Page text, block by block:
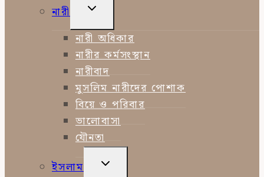
নারী
TOGGLE
MENU
নারী অধিকার
নারীর কর্মসংস্থান
নারীবাদ
মুসলিম নারীদের পোশাক
বিয়ে ও পরিবার
ভালোবাসা
যৌনতা
ইসলাম
TOGGLE